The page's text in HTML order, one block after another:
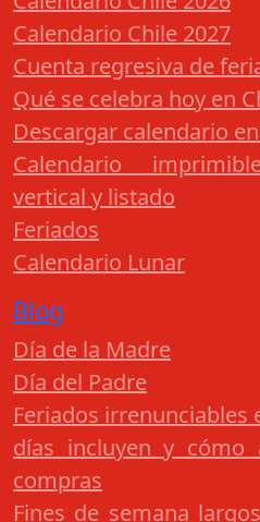
Calendario Chile 2027
Cuenta regresiva de
Qué se celebra hoy en
Descargar calendario
Calendario
vertical y listado
Feriados
Calendario Lunar
Blog
Día de la Madre
Día del Padre
Feriados irrenunciables
días incluyen y
compras
Fines de semana